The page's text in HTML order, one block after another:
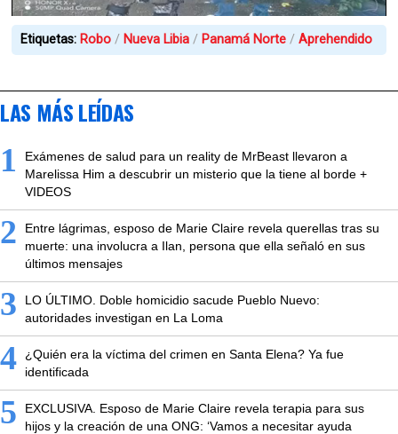
Etiquetas: Robo Nueva Libia Panamá Norte Aprehendido
LAS MÁS LEÍDAS
1
Exámenes de salud para un reality de MrBeast llevaron a
Marelissa Him a descubrir un misterio que la tiene al borde +
VIDEOS
2
Entre lágrimas, esposo de Marie Claire revela querellas tras su
muerte: una involucra a Ilan, persona que ella señaló en sus
últimos mensajes
3
LO ÚLTIMO. Doble homicidio sacude Pueblo Nuevo:
autoridades investigan en La Loma
4
¿Quién era la víctima del crimen en Santa Elena? Ya fue
identificada
5
EXCLUSIVA. Esposo de Marie Claire revela terapia para sus
hijos y la creación de una ONG: ‘Vamos a necesitar ayuda